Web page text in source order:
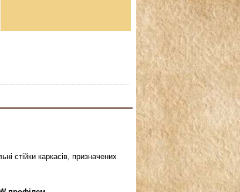
стійки каркасів, призначених